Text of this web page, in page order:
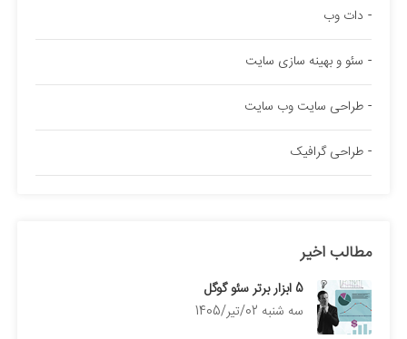
دات وب
سئو و بهینه سازی سایت
طراحی سایت وب سایت
طراحی گرافیک
مطالب اخیر
5 ابزار برتر سئو گوگل
سه شنبه 02/تیر/1405